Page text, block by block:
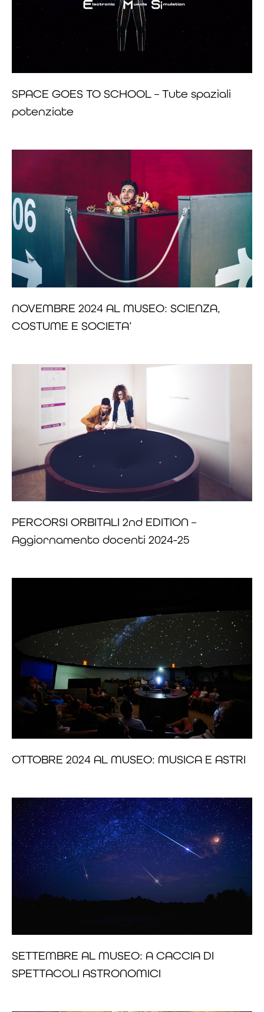
SPACE GOES TO SCHOOL – Tute spaziali
potenziate
NOVEMBRE 2024 AL MUSEO: SCIENZA,
COSTUME E SOCIETA’
PERCORSI ORBITALI 2nd EDITION –
Aggiornamento docenti 2024-25
OTTOBRE 2024 AL MUSEO: MUSICA E ASTRI
SETTEMBRE AL MUSEO: A CACCIA DI
SPETTACOLI ASTRONOMICI